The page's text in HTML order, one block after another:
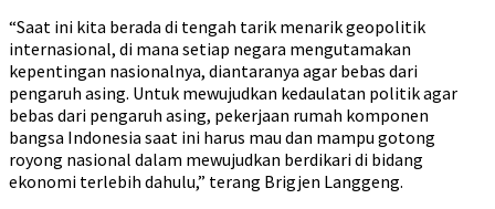
“Saat ini kita berada di tengah tarik menarik geopolitik
internasional, di mana setiap negara mengutamakan
kepentingan nasionalnya, diantaranya agar bebas dari
pengaruh asing. Untuk mewujudkan kedaulatan politik agar
bebas dari pengaruh asing, pekerjaan rumah komponen
bangsa Indonesia saat ini harus mau dan mampu gotong
royong nasional dalam mewujudkan berdikari di bidang
ekonomi terlebih dahulu,” terang Brigjen Langgeng.